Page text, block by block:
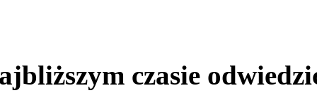
czasie